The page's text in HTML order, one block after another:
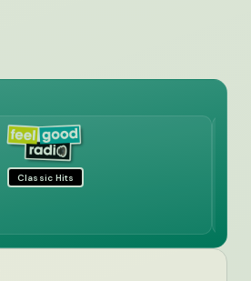
Classic Hits